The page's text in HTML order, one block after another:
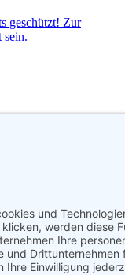
geschützt! Zur
sein.